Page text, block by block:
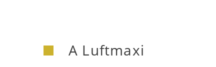
A Luftmaxi